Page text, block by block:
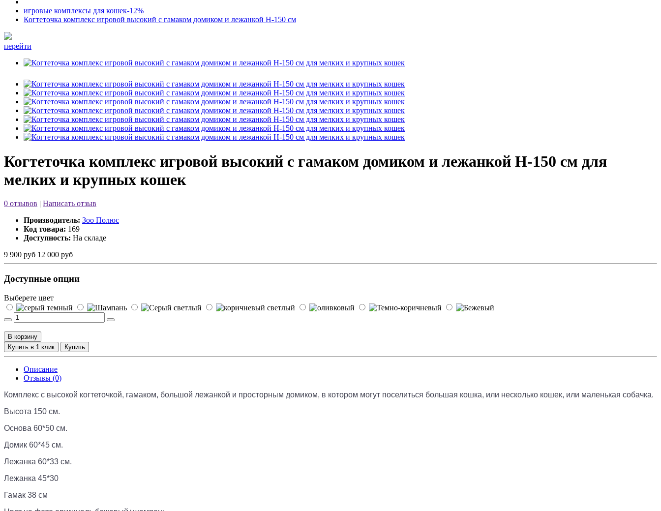
игровые комплексы для кошек-12%
Когтеточка комплекс игровой высокий с гамаком домиком и лежанкой H-150 см
перейти
Когтеточка комплекс игровой высокий с гамаком домиком и лежанкой H-150 см для
мелких и крупных кошек
0 отзывов | Написать отзыв
Производитель: Зоо Полюс
Код товара: 169
Доступность: На складе
9 900 руб 12 000 руб
Доступные опции
Выберете цвет
В корзину
Купить в 1 клик
Купить
Описание
Отзывы (0)
Комплекс с высокой когтеточкой, гамаком, большой лежанкой и просторным домиком, в котором могут поселиться большая кошка, или несколько кошек, или маленькая собачка.
Высота 150 см.
Основа 60*50 см.
Домик 60*45 см.
Лежанка 60*33 см.
Лежанка 45*30
Гамак 38 см